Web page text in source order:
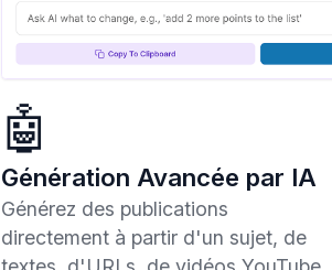
🤖
Génération Avancée par IA
Générez des publications
directement à partir d'un sujet, de